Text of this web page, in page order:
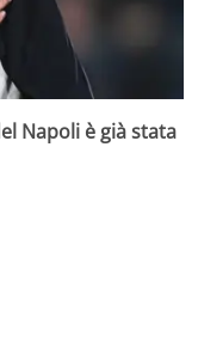
Napoli è già stata